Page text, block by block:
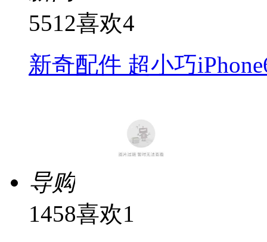
5512喜欢4
新奇配件 超小巧
导购
1458喜欢1